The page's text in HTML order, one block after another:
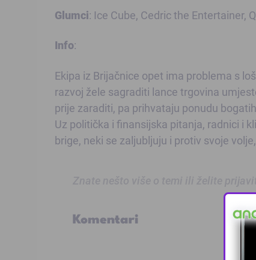
Glumci: Ice Cube, Cedric the Entertainer,
Info:
Ekipa iz Brijačnice opet ima problema s
razvoj žele sagraditi lance trgovina
prije zaraditi, pa prihvataju ponudu
Uz politička i finansijska pitanja, radnici i
brige, neki se zaljubljuju i protiv svoje
Komentari